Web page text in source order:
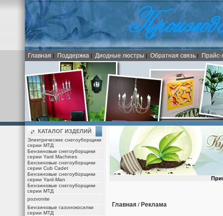
Главная | Поддержка | Диодные люстры | Обратная связь | Прайс-
КАТАЛОГ ИЗДЕЛИЙ
Электрические снегоуборщики
серии МТД
Бензиновые снегоуборщики
серии Yard Machines
Бензиновые снегоуборщики
серии Cub Cadet
Бензиновые снегоуборщики
серии Yard-Man
Бензиновые снегоуборщики
серии МТД
pozvonite
Бензиновые газонокосилки
серии МТД
Главная / Реклама